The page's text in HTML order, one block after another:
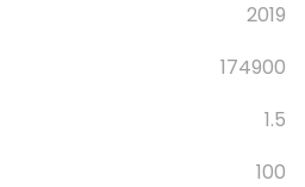
2019
174900
1.5
100